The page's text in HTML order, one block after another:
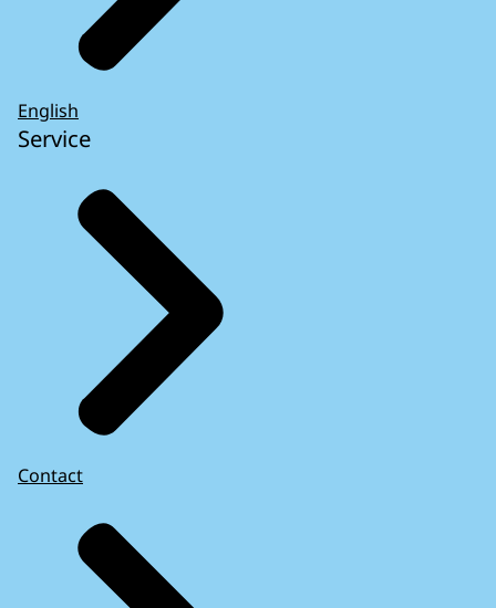
English
Service
Contact